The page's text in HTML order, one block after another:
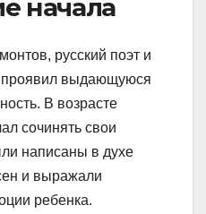
начала
русский поэт и
проявил выдающуюся
В возрасте
сочинять свои
написаны в духе
и выражали
ребенка.